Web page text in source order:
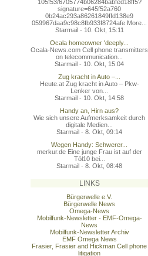
105f53/6705774b06284babfed18ff5?
signature=645f52a760
0b24ac293a86261849ffd138e9
059967daa9c98c8fb933f8724afe More...
Starmail - 10. Okt, 15:11
Ocala homeowner 'deeply...
Ocala-News.com Cell phone transmitters
on telecommunication...
Starmail - 10. Okt, 15:04
Zug kracht in Auto –...
Heute.at Zug kracht in Auto – Pkw-
Lenker von...
Starmail - 10. Okt, 14:58
Handy an, Hirn aus?
Wie sich unsere Aufmerksamkeit durch
digitale Medien...
Starmail - 8. Okt, 09:14
Wegen Handy: Schwerer...
merkur.de Eine junge Frau ist auf der
Töl10 bei...
Starmail - 8. Okt, 08:48
LINKS
Bürgerwelle e.V.
Bürgerwelle News
Omega-News
Mobilfunk-Newsletter - EMF-Omega-
News
Mobilfunk-Newsletter Archiv
EMF Omega News
Frasier, Frasier and Hickman Cell phone
litigation